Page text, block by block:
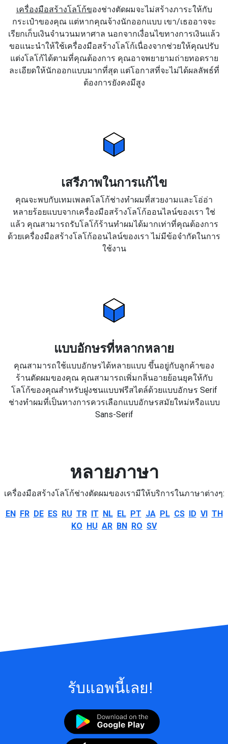
เครื่องมือสร้างโลโก้ของช่างตัดผมจะไม่สร้างภาระให้กับ
กระเป๋าของคุณ แต่หากคุณจ้างนักออกแบบ เขา/เธออาจจะ
เรียกเก็บเงินจำนวนมหาศาล นอกจากเงื่อนไขทางการเงินแล้ว
ขอแนะนำให้ใช้เครื่องมือสร้างโลโก้เนื่องจากช่วยให้คุณปรับ
แต่งโลโก้ได้ตามที่คุณต้องการ คุณอาจพยายามถ่ายทอดราย
ละเอียดให้นักออกแบบมากที่สุด แต่โอกาสที่จะไม่ได้ผลลัพธ์ที่
ต้องการยังคงมีสูง
เสรีภาพในการแก้ไข
คุณจะพบกับเทมเพลตโลโก้ช่างทำผมที่สวยงามและโอ่อ่า
หลายร้อยแบบจากเครื่องมือสร้างโลโก้ออนไลน์ของเรา ใช่
แล้ว คุณสามารถรับโลโก้ร้านทำผมได้มากเท่าที่คุณต้องการ
ด้วยเครื่องมือสร้างโลโก้ออนไลน์ของเรา ไม่มีข้อจำกัดในการ
ใช้งาน
แบบอักษรที่หลากหลาย
คุณสามารถใช้แบบอักษรได้หลายแบบ ขึ้นอยู่กับลูกค้าของ
ร้านตัดผมของคุณ คุณสามารถเพิ่มกลิ่นอายย้อนยุคให้กับ
โลโก้ของคุณสำหรับฝูงชนแบบฟรีสไตล์ด้วยแบบอักษร Serif
ช่างทำผมที่เป็นทางการควรเลือกแบบอักษรสมัยใหม่หรือแบบ
Sans-Serif
หลายภาษา
เครื่องมือสร้างโลโก้ช่างตัดผมของเรามีให้บริการในภาษาต่างๆ:
EN FR DE ES RU TR IT NL EL PT JA PL CS ID VI TH
KO HU AR BN RO SV
รับแอพนี้เลย!